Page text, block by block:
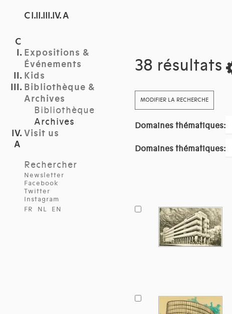
C I.II.III.IV. A
Expositions &
Événements
Kids
Bibliothèque &
Archives
Bibliothèque
Archives
Visit us
Rechercher
Newsletter
Facebook
Twitter
Instagram
FR
NL EN
38 résultats
MODIFIER LA RECHERCHE
Domaines thématiques:
Domaines thématiques: